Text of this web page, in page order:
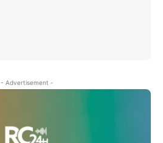
- Advertisement -